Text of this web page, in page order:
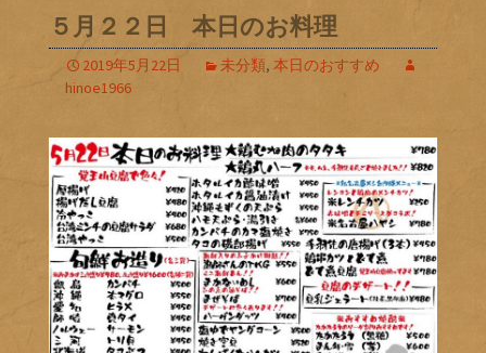
５月２２日 本日のお料理
2019年5月22日 未分類, 本日のおすすめ
hinoe1966